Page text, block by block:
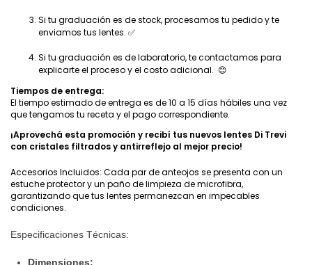
Si tu graduación es de stock, procesamos tu pedido y te
enviamos tus lentes. ✅
Si tu graduación es de laboratorio, te contactamos para
explicarte el proceso y el costo adicional. 😊
Tiempos de entrega:
El tiempo estimado de entrega es de 10 a 15 días hábiles una vez
que tengamos tu receta y el pago correspondiente.
¡Aprovechá esta promoción y recibí tus nuevos lentes Di Trevi
con cristales filtrados y antirreflejo al mejor precio!
Accesorios Incluidos: Cada par de anteojos se presenta con un
estuche protector y un paño de limpieza de microfibra,
garantizando que tus lentes permanezcan en impecables
condiciones.
Especificaciones Técnicas:
Dimensiones: